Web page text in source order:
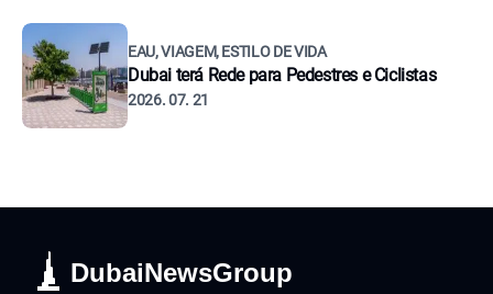
EAU, VIAGEM, ESTILO DE VIDA
Dubai terá Rede para Pedestres e Ciclistas
2026. 07. 21
DubaiNewsGroup